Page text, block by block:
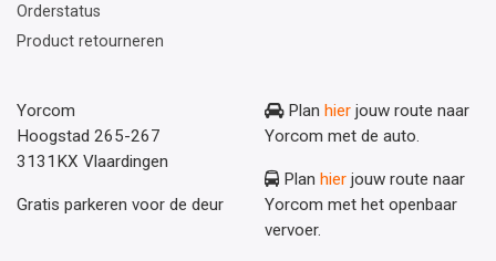
Orderstatus
Product retourneren
Yorcom
Hoogstad 265-267
3131KX Vlaardingen
Gratis parkeren voor de deur
Plan hier jouw route naar
Yorcom met de auto.
Plan hier jouw route naar
Yorcom met het openbaar
vervoer.